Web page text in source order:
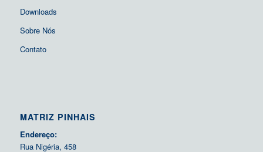
Downloads
Sobre Nós
Contato
MATRIZ PINHAIS
Endereço:
Rua Nigéria, 458